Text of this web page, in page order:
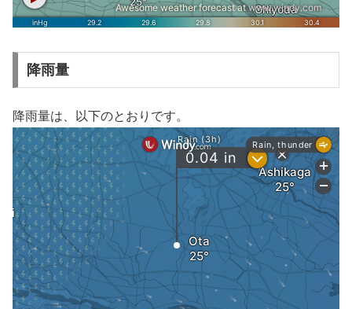
降雨量
降雨量は、以下のとおりです。